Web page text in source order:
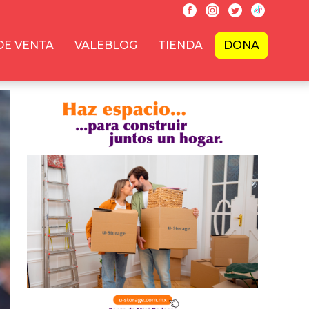
VENTA VALEBLOG TIENDA DONA